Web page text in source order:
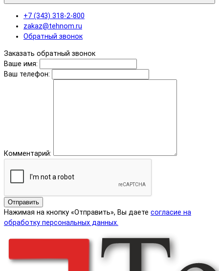
+7 (343) 318-2-800
zakaz@tehnom.ru
Обратный звонок
Заказать обратный звонок
Ваше имя:
Ваш телефон:
Комментарий:
Отправить
Нажимая на кнопку «Отправить», Вы даете согласие на
обработку персональных данных.